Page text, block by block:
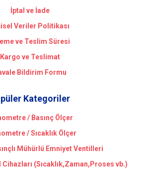
İptal ve İade
Veriler Politikası
ve Teslim Süresi
Kargo ve Teslimat
Bildirim Formu
Kategoriler
/ Basınç Ölçer
/ Sıcaklık Ölçer
Mühürlü Emniyet Ventilleri
(Sıcaklık,Zaman,Proses vb.)